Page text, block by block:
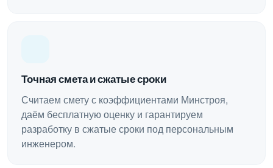
Точная смета и сжатые сроки
Считаем смету с коэффициентами Минстроя,
даём бесплатную оценку и гарантируем
разработку в сжатые сроки под персональным
инженером.